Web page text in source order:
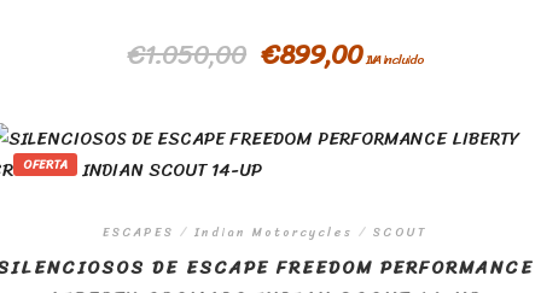
€1.050,00 €899,00IVA incluido
OFERTA
ESCAPES / Indian Motorcycles / SCOUT
DE ESCAPE FREEDOM PERFORMANCE